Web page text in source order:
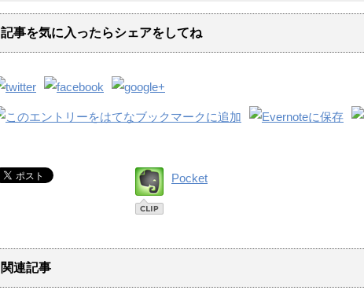
記事を気に入ったらシェアをしてね
Pocket
関連記事